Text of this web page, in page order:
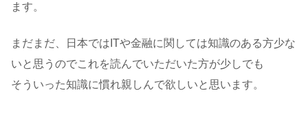
ます。
まだまだ、日本ではITや金融に関しては知識のある方少な
いと思うのでこれを読んでいただいた方が少しでも
そういった知識に慣れ親しんで欲しいと思います。